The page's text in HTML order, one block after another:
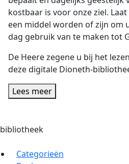
kostbaar is voor onze ziel.
een middel worden of zijn om
dag gebruik van te maken tot
De Heere zegene u bij het
deze digitale Dioneth-
Lees meer
bibliotheek
Categorieën